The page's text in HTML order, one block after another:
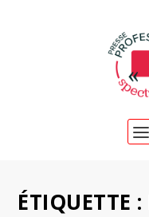
ÉTIQUETTE :